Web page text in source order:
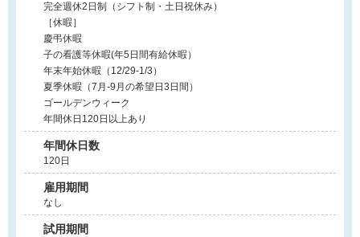
完全週休2日制（シフト制・土日祝休み）
［休暇］
慶弔休暇
子の看護等休暇(年5日間有給休暇）
年末年始休暇（12/29-1/3）
夏季休暇（7月-9月の希望日3日間）
ゴールデンウィーク
年間休日120日以上あり
年間休日数
120日
雇用期間
なし
試用期間